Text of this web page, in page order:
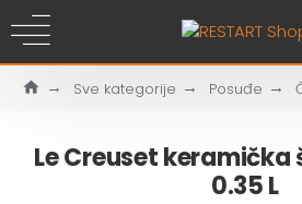
Sve kategorije Posuđe
Le Creuset keramička
0.35 L